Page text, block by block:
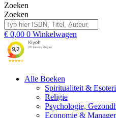
Zoeken
Zoeken
€ 0,00 0 Winkelwagen
Alle Boeken
Spiritualiteit &
Religie
Psychologie,
Economie &